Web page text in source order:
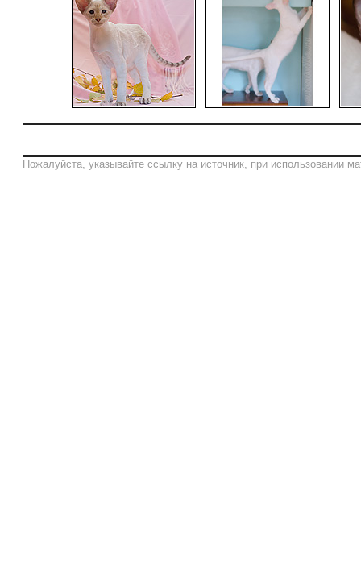
Пожалуйста, указывайте ссылку на источник, при использовании